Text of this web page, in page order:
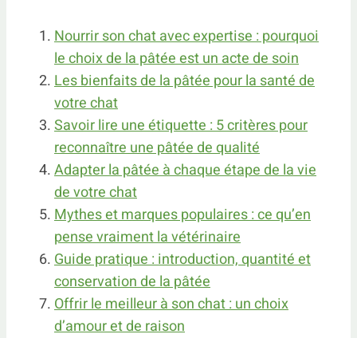
Nourrir son chat avec expertise : pourquoi
le choix de la pâtée est un acte de soin
Les bienfaits de la pâtée pour la santé de
votre chat
Savoir lire une étiquette : 5 critères pour
reconnaître une pâtée de qualité
Adapter la pâtée à chaque étape de la vie
de votre chat
Mythes et marques populaires : ce qu’en
pense vraiment la vétérinaire
Guide pratique : introduction, quantité et
conservation de la pâtée
Offrir le meilleur à son chat : un choix
d’amour et de raison